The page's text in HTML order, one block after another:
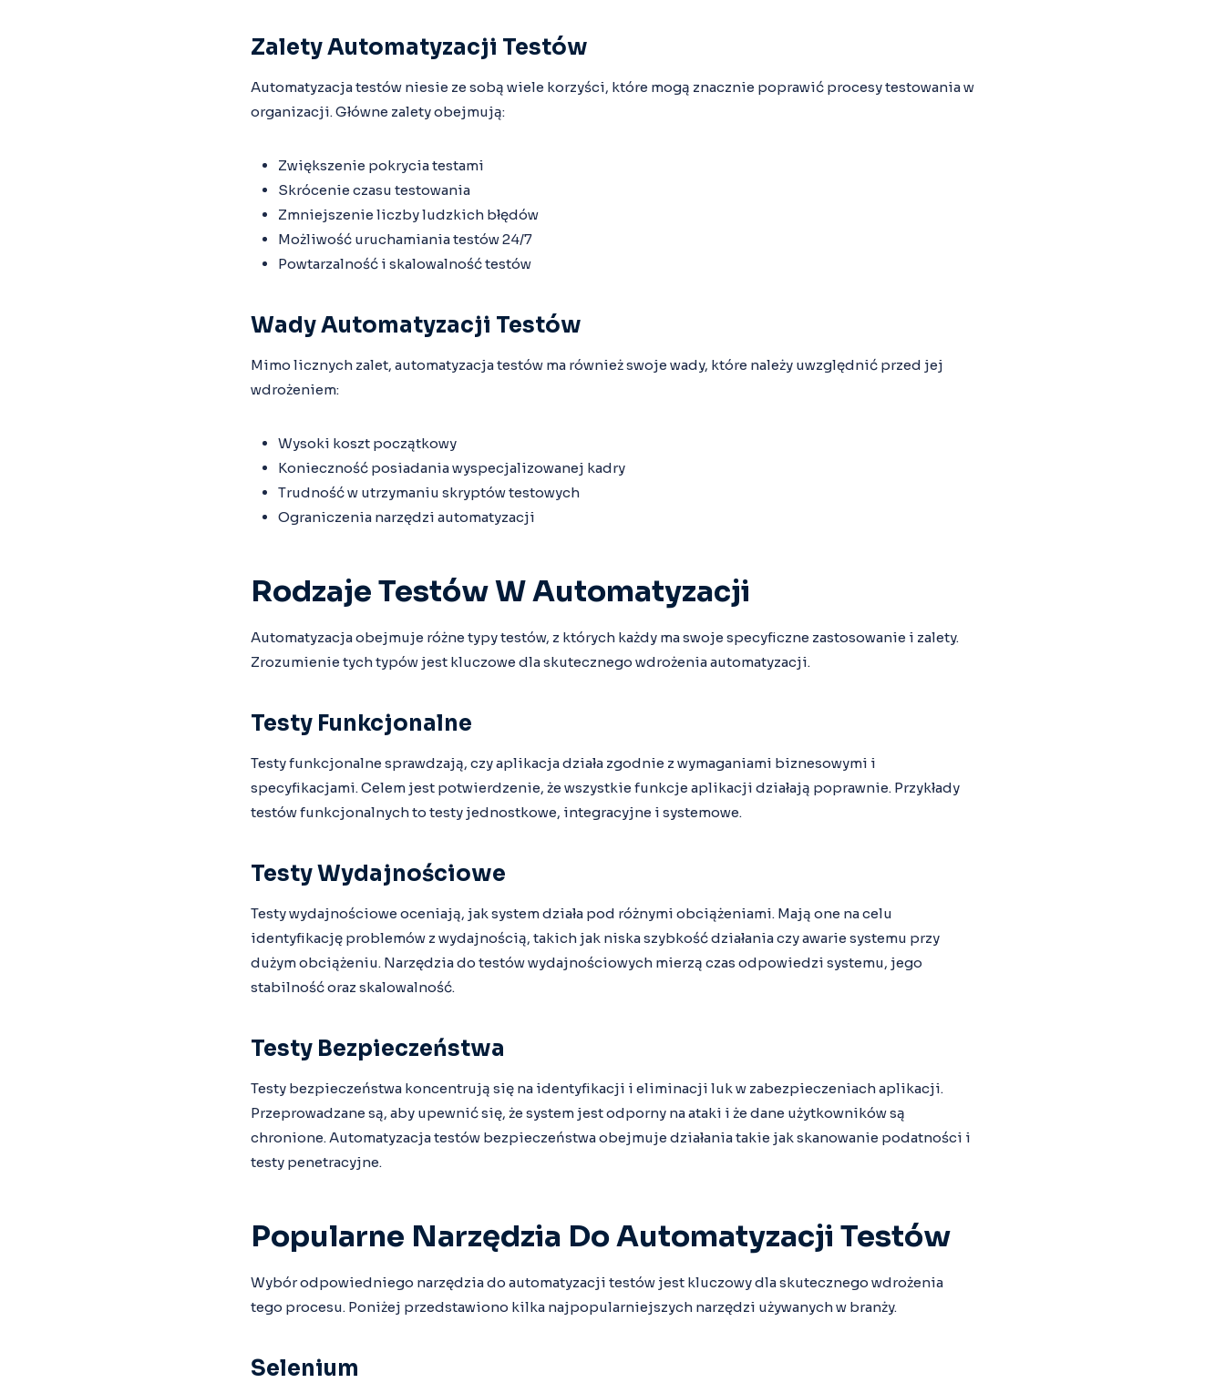
Zalety Automatyzacji Testów
Automatyzacja testów niesie ze sobą wiele korzyści, które mogą znacznie poprawić procesy testowania w
organizacji. Główne zalety obejmują:
Zwiększenie pokrycia testami
Skrócenie czasu testowania
Zmniejszenie liczby ludzkich błędów
Możliwość uruchamiania testów 24/7
Powtarzalność i skalowalność testów
Wady Automatyzacji Testów
Mimo licznych zalet, automatyzacja testów ma również swoje wady, które należy uwzględnić przed jej
wdrożeniem:
Wysoki koszt początkowy
Konieczność posiadania wyspecjalizowanej kadry
Trudność w utrzymaniu skryptów testowych
Ograniczenia narzędzi automatyzacji
Rodzaje Testów W Automatyzacji
Automatyzacja obejmuje różne typy testów, z których każdy ma swoje specyficzne zastosowanie i zalety.
Zrozumienie tych typów jest kluczowe dla skutecznego wdrożenia automatyzacji.
Testy Funkcjonalne
Testy funkcjonalne sprawdzają, czy aplikacja działa zgodnie z wymaganiami biznesowymi i
specyfikacjami. Celem jest potwierdzenie, że wszystkie funkcje aplikacji działają poprawnie. Przykłady
testów funkcjonalnych to testy jednostkowe, integracyjne i systemowe.
Testy Wydajnościowe
Testy wydajnościowe oceniają, jak system działa pod różnymi obciążeniami. Mają one na celu
identyfikację problemów z wydajnością, takich jak niska szybkość działania czy awarie systemu przy
dużym obciążeniu. Narzędzia do testów wydajnościowych mierzą czas odpowiedzi systemu, jego
stabilność oraz skalowalność.
Testy Bezpieczeństwa
Testy bezpieczeństwa koncentrują się na identyfikacji i eliminacji luk w zabezpieczeniach aplikacji.
Przeprowadzane są, aby upewnić się, że system jest odporny na ataki i że dane użytkowników są
chronione. Automatyzacja testów bezpieczeństwa obejmuje działania takie jak skanowanie podatności i
testy penetracyjne.
Popularne Narzędzia Do Automatyzacji Testów
Wybór odpowiedniego narzędzia do automatyzacji testów jest kluczowy dla skutecznego wdrożenia
tego procesu. Poniżej przedstawiono kilka najpopularniejszych narzędzi używanych w branży.
Selenium